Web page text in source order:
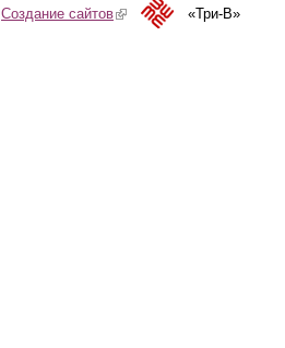
Создание сайтов(link is external)«Три-В»